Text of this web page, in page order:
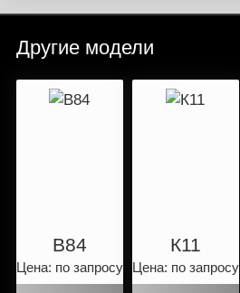
Другие модели
B84
Цена: по запросу
К11
Цена: по запросу